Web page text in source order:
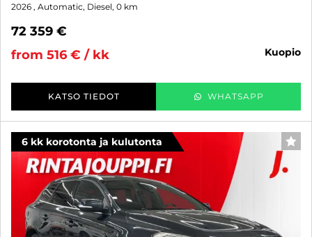
2026 , Automatic, Diesel, 0 km
72 359 €
from 516 € / kk
kuopio
KATSO TIEDOT WHATSAPP
6 kk korotonta ja kulutonta